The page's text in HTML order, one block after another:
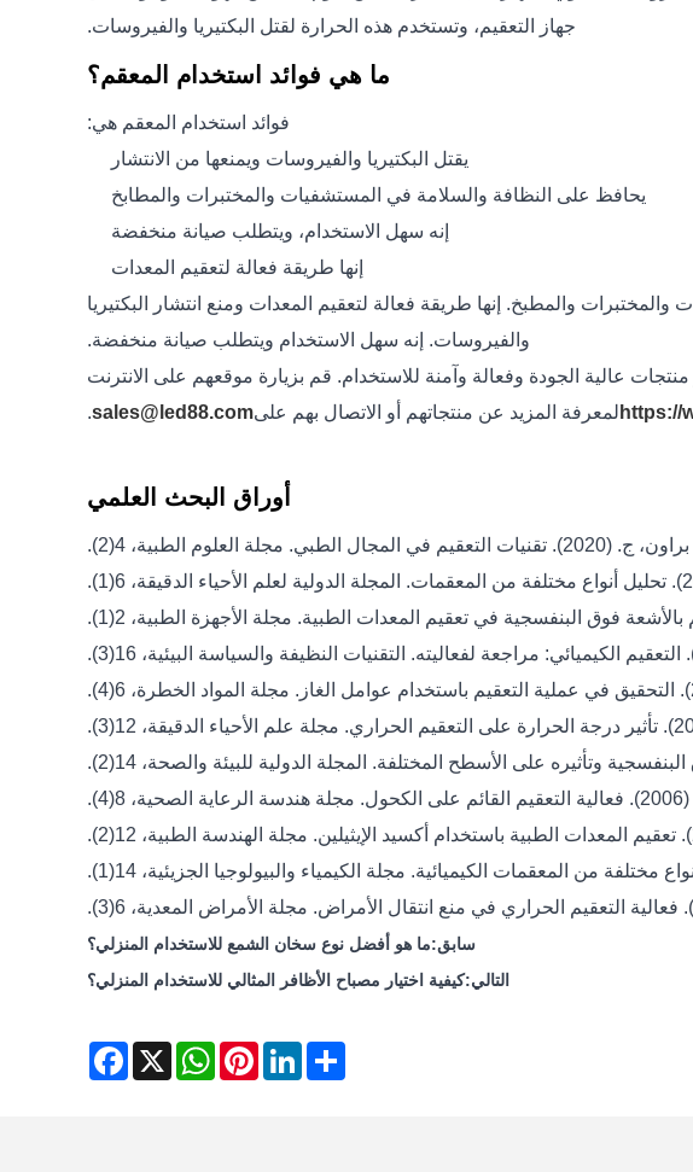
جهاز التعقيم، وتستخدم هذه الحرارة لقتل البكتيريا والفيروسات.
ما هي فوائد استخدام المعقم؟
فوائد استخدام المعقم هي:
يقتل البكتيريا والفيروسات ويمنعها من الانتشار
يحافظ على النظافة والسلامة في المستشفيات والمختبرات والمطابخ
إنه سهل الاستخدام، ويتطلب صيانة منخفضة
إنها طريقة فعالة لتعقيم المعدات
والمطبخ. إنها طريقة فعالة لتعقيم المعدات ومنع انتشار البكتيريا
والفيروسات. إنه سهل الاستخدام ويتطلب صيانة منخفضة.
منتجات عالية الجودة وفعالة وآمنة للاستخدام. قم بزيارة موقعهم على الانترنت
https:// لمعرفة المزيد عن منتجاتهم أو الاتصال بهم علىsales@led88.com
.
أوراق البحث العلمي
براون، ج. (2020). تقنيات التعقيم في المجال الطبي. مجلة العلوم الطبية، 4(2).
8(4).
سابق:ما هو أفضل نوع سخان الشمع للاستخدام المنزلي؟
التالي:كيفية اختيار مصباح الأظافر المثالي للاستخدام المنزلي؟
Facebook X
WhatsAppPinterestLinkedInShare